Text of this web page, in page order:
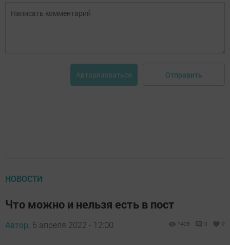
Авторизоваться Отправить
НОВОСТИ
Что можно и нельзя есть в пост
Автор, 6 апреля 2022 - 12:00 1428 0 0